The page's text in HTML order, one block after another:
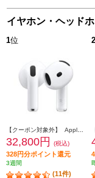
イヤホン・ヘッド
1位
32,800円 (税込)
328円分ポイント還元
3週間
(11件)
2